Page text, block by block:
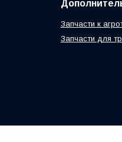
Запчасти к
Запчасти для